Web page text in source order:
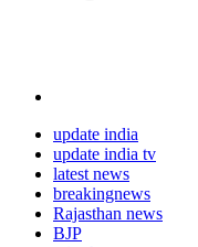
update india
update india tv
latest news
breakingnews
Rajasthan news
BJP